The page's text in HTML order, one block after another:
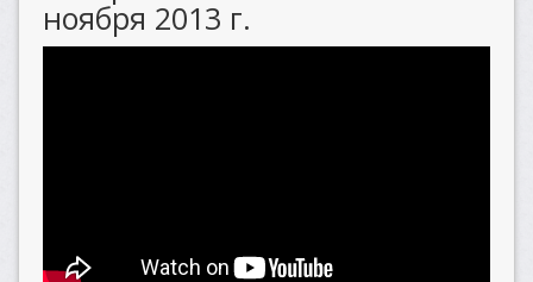
ноября 2013 г.